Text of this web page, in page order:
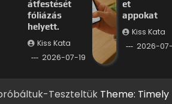
átfestését
fóliázás
helyett.
Kiss Kata
2026-07-19
et
appokat
Kiss Kata
2026-
Teszteltük Theme: Timely